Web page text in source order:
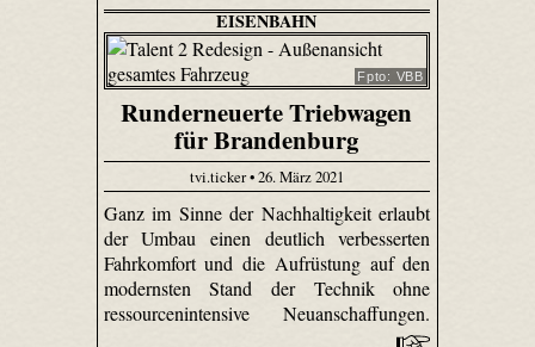
EISENBAHN
Fpto: VBB
Runderneuerte Triebwagen
für Brandenburg
tvi.ticker • 26. März 2021
Ganz im Sinne der Nachhaltigkeit erlaubt
der Umbau einen deutlich verbesserten
Fahrkomfort und die Aufrüstung auf den
modernsten Stand der Technik ohne
ressourcenintensive Neuanschaffungen.